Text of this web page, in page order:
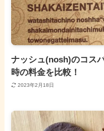
ナッシュ(nosh)のコス
時の料金を比較！
2023年2月18日